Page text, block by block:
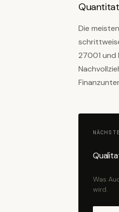
Die
27001 und
Was
wird.